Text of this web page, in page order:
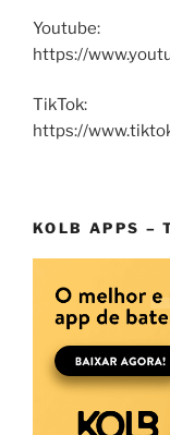
Youtube:
https://
TikTok:
https://
KOLB APPS –